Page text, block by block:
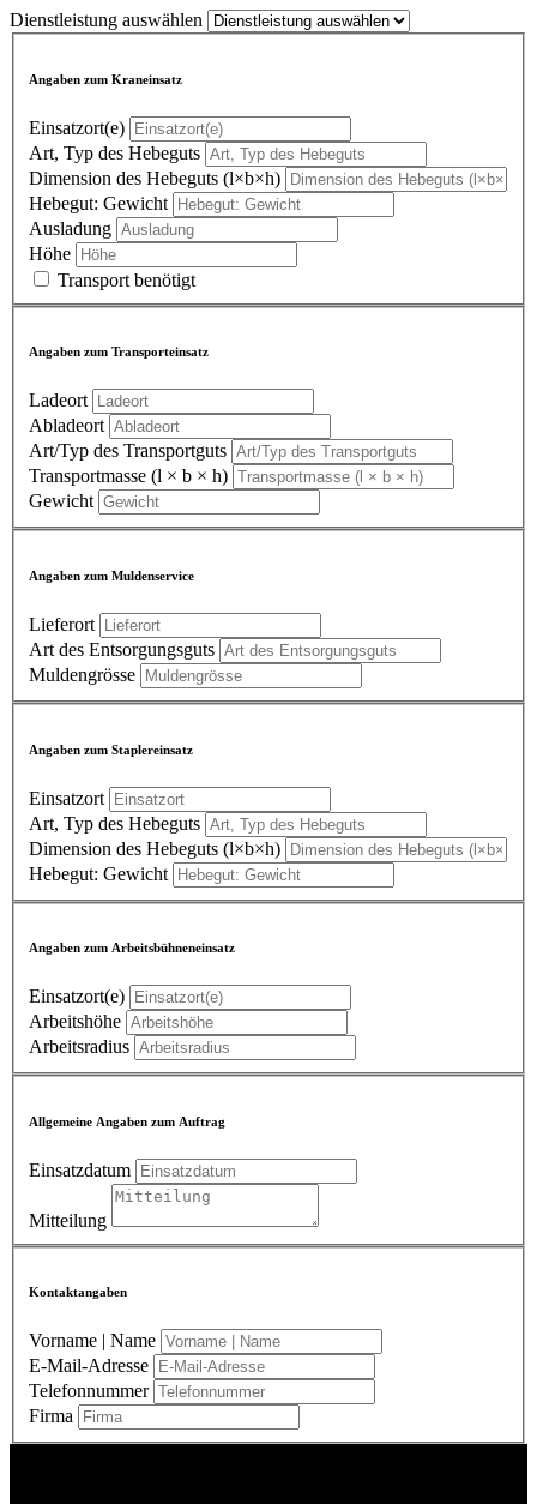
Dienstleistung auswählen
Angaben zum Kraneinsatz
Einsatzort(e)
Art, Typ des Hebeguts
Dimension des Hebeguts (l×b×h)
Hebegut: Gewicht
Ausladung
Höhe
Transport benötigt
Angaben zum Transporteinsatz
Ladeort
Abladeort
Art/Typ des Transportguts
Transportmasse (l × b × h)
Gewicht
Angaben zum Muldenservice
Lieferort
Art des Entsorgungsguts
Muldengrösse
Angaben zum Staplereinsatz
Einsatzort
Art, Typ des Hebeguts
Dimension des Hebeguts (l×b×h)
Hebegut: Gewicht
Angaben zum Arbeitsbühneneinsatz
Einsatzort(e)
Arbeitshöhe
Arbeitsradius
Allgemeine Angaben zum Auftrag
Einsatzdatum
Mitteilung
Kontaktangaben
Vorname | Name
E-Mail-Adresse
Telefonnummer
Firma